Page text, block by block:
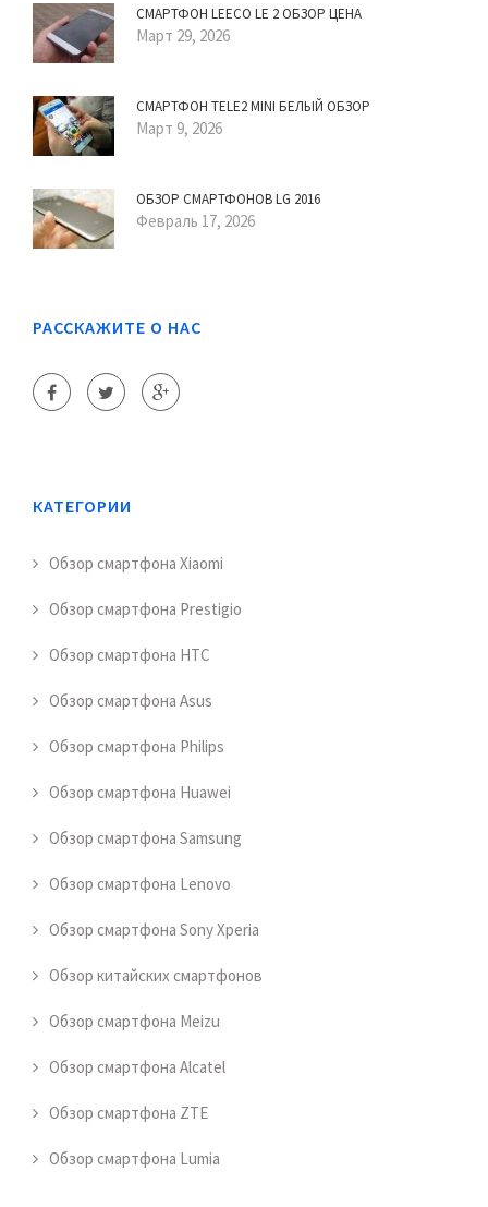
СМАРТФОН LEECO LE 2 ОБЗОР ЦЕНА
Март 29, 2026
СМАРТФОН TELE2 MINI БЕЛЫЙ ОБЗОР
Март 9, 2026
ОБЗОР СМАРТФОНОВ LG 2016
Февраль 17, 2026
РАССКАЖИТЕ О НАС
КАТЕГОРИИ
Обзор смартфона Xiaomi
Обзор смартфона Prestigio
Обзор смартфона HTC
Обзор смартфона Asus
Обзор смартфона Philips
Обзор смартфона Huawei
Обзор смартфона Samsung
Обзор смартфона Lenovo
Обзор смартфона Sony Xperia
Обзор китайских смартфонов
Обзор смартфона Meizu
Обзор смартфона Alcatel
Обзор смартфона ZTE
Обзор смартфона Lumia